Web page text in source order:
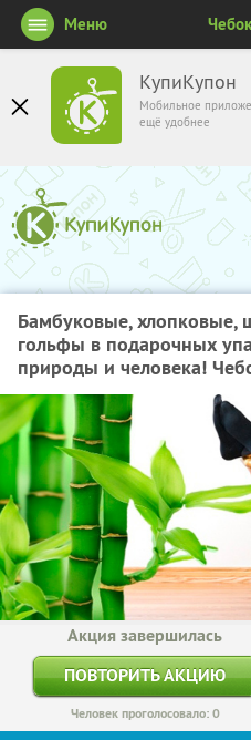
КупиКупон
Мобильное
ещё удобнее
Меню
Бамбуковые, хлопковые,
гольфы в подарочных
природы и человека!
Акция завершилась
ПОВТОРИТЬ АКЦИЮ
Человек проголосовало: 0